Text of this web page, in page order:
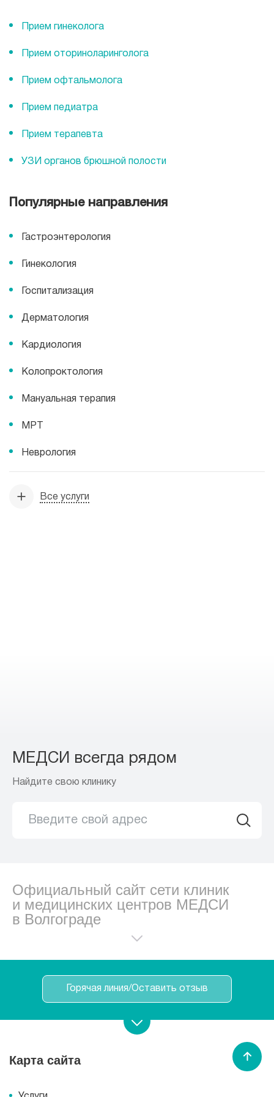
Прием гинеколога
Прием оториноларинголога
Прием офтальмолога
Прием педиатра
Прием терапевта
УЗИ органов брюшной полости
Популярные направления
Гастроэнтерология
Гинекология
Госпитализация
Дерматология
Кардиология
Колопроктология
Мануальная терапия
МРТ
Неврология
Все услуги
МЕДСИ всегда рядом
Найдите свою клинику
Официальный сайт сети клиник
и медицинских центров МЕДСИ
в Волгограде
Горячая линия/Оставить отзыв
Записаться на прием
Карта сайта